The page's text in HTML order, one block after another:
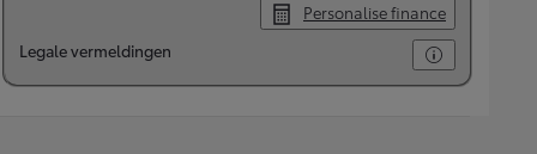
Personalise finance
Legale vermeldingen